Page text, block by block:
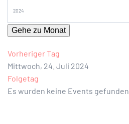
Gehe zu Monat
Vorheriger Tag
Mittwoch, 24. Juli 2024
Folgetag
Es wurden keine Events gefunden